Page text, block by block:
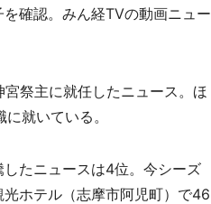
確認。みん経TVの動画ニュー
祭主に就任したニュース。ほ
就いている。
たニュースは4位。今シーズ
ホテル（志摩市阿児町）で46